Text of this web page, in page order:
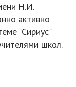
Н.И.
активно
"Сириус"
школ.